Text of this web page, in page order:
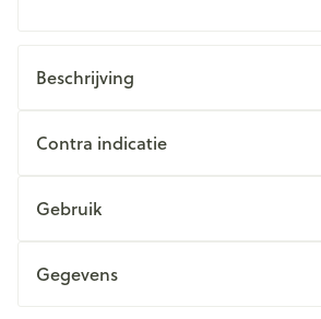
Beschrijving
Contra indicatie
Gebruik
Gegevens